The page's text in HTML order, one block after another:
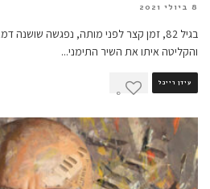
8 ביולי 2021
בגיל 82, זמן קצר לפני מותה, נפגשה שושנה
והקליטה איתו את השיר התימני...
עידן רייכל
0